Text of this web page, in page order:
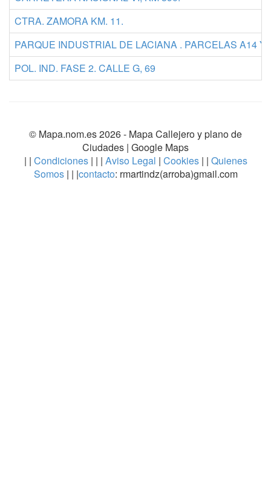
CTRA. ZAMORA KM. 11.
PARQUE INDUSTRIAL DE LACIANA . PARCELAS A14 Y
POL. IND. FASE 2. CALLE G, 69
© Mapa.nom.es 2026 - Mapa Callejero y plano de
Ciudades | Google Maps
| | Condiciones| | | Aviso Legal | Cookies | | Quienes
Somos | | |contacto: rmartindz(arroba)gmail.com